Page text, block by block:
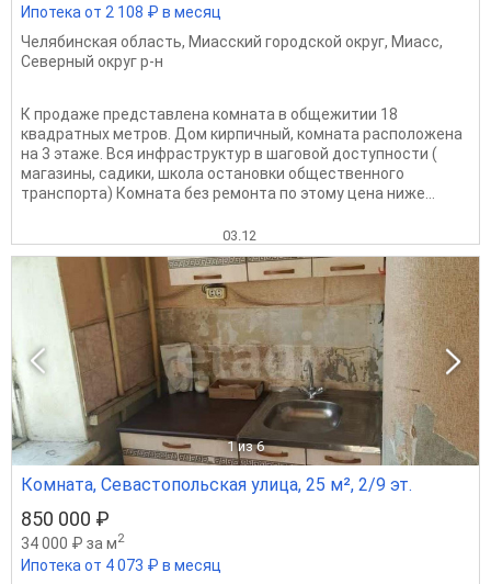
Ипотека от 2 108 ₽ в месяц
Челябинская область, Миасский городской округ, Миасс,
Северный округ р-н
К продаже представлена комната в общежитии 18
квадратных метров. Дом кирпичный, комната расположена
на 3 этаже. Вся инфраструктур в шаговой доступности (
магазины, садики, школа остановки общественного
транспорта) Комната без ремонта по этому цена ниже...
03.12
1 из 6
Комната, Севастопольская улица, 25 м², 2/9 эт.
850 000 ₽
34 000 ₽ за м2
Ипотека от 4 073 ₽ в месяц